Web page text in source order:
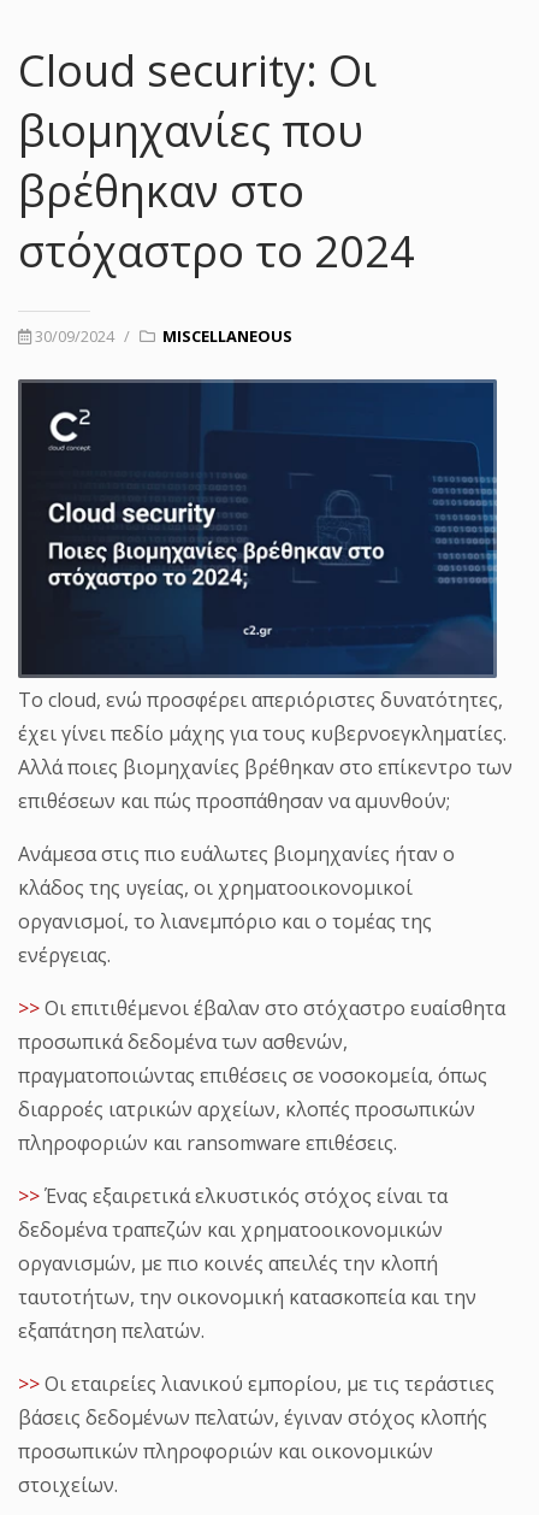
Cloud security: Οι
βιομηχανίες που
βρέθηκαν στο
στόχαστρο το 2024
30/09/2024 / MISCELLANEOUS
Το cloud, ενώ προσφέρει απεριόριστες δυνατότητες,
έχει γίνει πεδίο μάχης για τους κυβερνοεγκληματίες.
Αλλά ποιες βιομηχανίες βρέθηκαν στο επίκεντρο των
επιθέσεων και πώς προσπάθησαν να αμυνθούν;
Ανάμεσα στις πιο ευάλωτες βιομηχανίες ήταν ο
κλάδος της υγείας, οι χρηματοοικονομικοί
οργανισμοί, το λιανεμπόριο και ο τομέας της
ενέργειας.
>>Οι επιτιθέμενοι έβαλαν στο στόχαστρο ευαίσθητα
προσωπικά δεδομένα των ασθενών,
πραγματοποιώντας επιθέσεις σε νοσοκομεία, όπως
διαρροές ιατρικών αρχείων, κλοπές προσωπικών
πληροφοριών και ransomware επιθέσεις.
>>Ένας εξαιρετικά ελκυστικός στόχος είναι τα
δεδομένα τραπεζών και χρηματοοικονομικών
οργανισμών, με πιο κοινές απειλές την κλοπή
ταυτοτήτων, την οικονομική κατασκοπεία και την
εξαπάτηση πελατών.
>>Οι εταιρείες λιανικού εμπορίου, με τις τεράστιες
βάσεις δεδομένων πελατών, έγιναν στόχος κλοπής
προσωπικών πληροφοριών και οικονομικών
στοιχείων.